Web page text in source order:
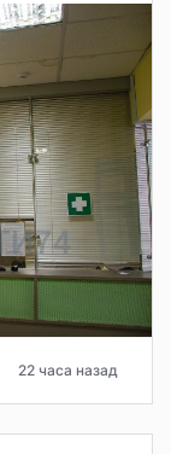
22 часа назад